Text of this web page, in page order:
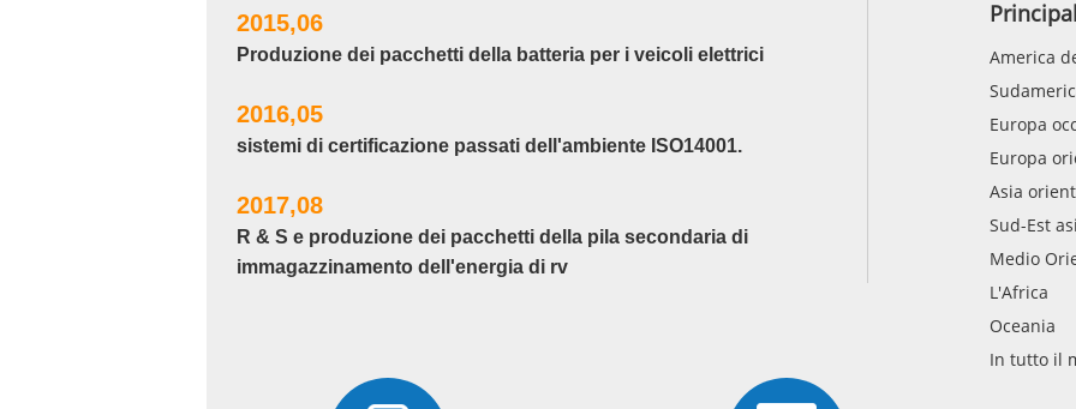
2015,06
Produzione dei pacchetti della batteria per i veicoli elettrici
2016,05
sistemi di certificazione passati dell'ambiente ISO14001.
2017,08
R & S e produzione dei pacchetti della pila secondaria di
immagazzinamento dell'energia di rv
America
Europa
Europa
Asia
Sud-Est
Medio
L'Africa
Oceania
In tutto il